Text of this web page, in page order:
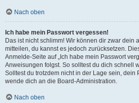
Nach oben
Ich habe mein Passwort vergessen!
Das ist nicht schlimm! Wir können dir zwar dein
mitteilen, du kannst es jedoch zurücksetzen.
Anmelde-Seite auf „Ich habe mein Passwort
Anweisungen folgst. So solltest du dich schnell
Solltest du trotzdem nicht in der Lage sein, dein
wende dich an die Board-Administration.
Nach oben